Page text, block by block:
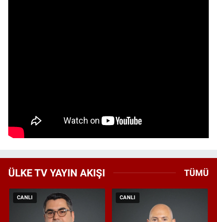
ÜLKE TV YAYIN AKIŞI TÜMÜ
CANLI CANLI